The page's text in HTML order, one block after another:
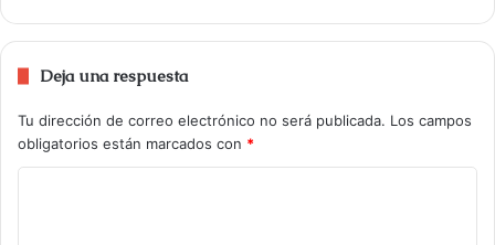
Deja una respuesta
Tu dirección de correo electrónico no será publicada. Los campos
obligatorios están marcados con *